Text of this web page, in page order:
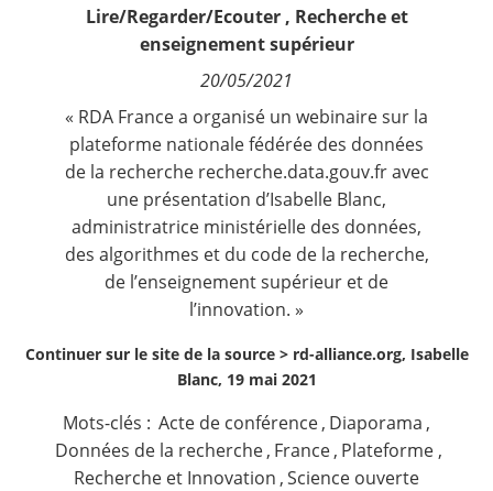
Lire/Regarder/Ecouter, Recherche et
enseignement supérieur
20/05/2021
« RDA France a organisé un webinaire sur la
plateforme nationale fédérée des données
de la recherche recherche.data.gouv.fr avec
une présentation d’Isabelle Blanc,
administratrice ministérielle des données,
des algorithmes et du code de la recherche,
de l’enseignement supérieur et de
l’innovation. »
Continuer sur le site de la source > rd-alliance.org, Isabelle
Blanc, 19 mai 2021
Mots-clés : Acte de conférence, Diaporama ,
Données de la recherche, France, Plateforme ,
Recherche et Innovation ,Science ouverte